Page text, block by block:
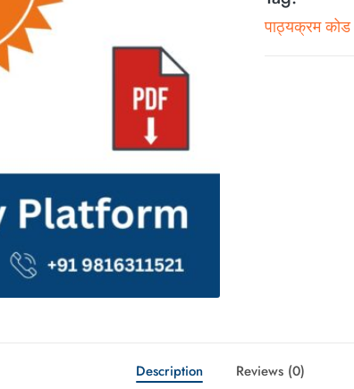
पाठ्यक्रम
Description Reviews (0)